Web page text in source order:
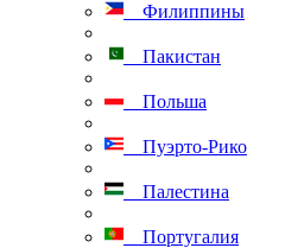
Филиппины
Пакистан
Польша
Пуэрто-Рико
Палестина
Португалия